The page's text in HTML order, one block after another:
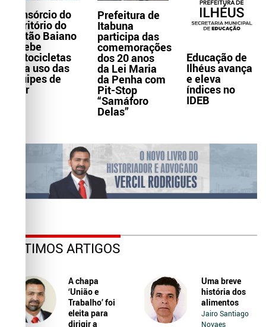
Consórcio do
Território do
Sertão Baiano
recebe
motocicletas
para uso das
equipes de
Ater
Prefeitura de
Itabuna
participa das
comemorações
dos 20 anos
da Lei Maria
da Penha com
Pit-Stop
“Samáforo
Delas”
Educação de
Ilhéus avança
e eleva
índices no
IDEB
ÚLTIMOS ARTIGOS
A chapa
‘União e
Trabalho’ foi
eleita para
dirigir a
Uma breve
história dos
alimentos
Jairo Santiago
Novaes